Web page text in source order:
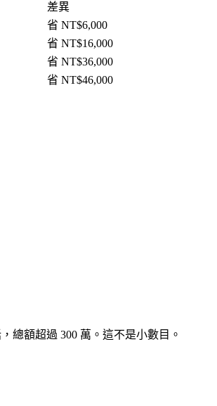
差異
省 NT$6,000
省 NT$16,000
省 NT$36,000
省 NT$46,000
總額超過 300 萬。這不是小數目。